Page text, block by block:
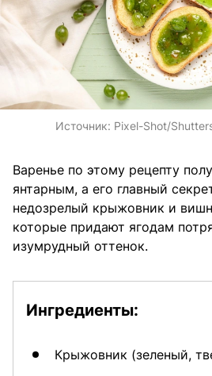
Источник: Pixel-Shot/
Варенье по этому рецепту
янтарным, а его главный
недозрелый крыжовник и
которые придают ягодам
изумрудный оттенок.
Ингредиенты:
Крыжовник (зеленый,